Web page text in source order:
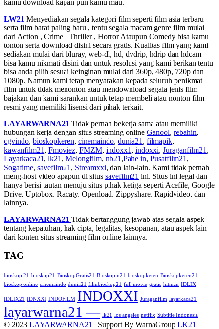
kamu download kapan pun kamu mau.
LW21 Menyediakan segala kategori film seperti film asia terbaru
serta film barat paling baru , tentu segala macam genre film mulai
dari Action , Crime , Thriller , Horror Ataupun Comedy bisa kamu
tonton serta download disini secara gratis. Kualitas film yang kami
sediakan mulai dari bluray, web-dl, hd, dvdrip, hdrip dan hdcam
bisa kamu nikmati disini dan untuk resolusi yang kami berikan tentu
bisa anda pilih sesuai keinginan mulai dari 360p, 480p, 720p dan
1080p. Namun kami tetap menyarakan kepada seluruh penikmat
film untuk tidak menonton atau mendownload segala jenis film
bajakan dan kami sarankan untuk tetap membeli atau nonton film
resmi yang memiliki lisensi dari pihak terkait.
LAYARWARNA21 Tidak pernah bekerja sama atau memiliki
hubungan kerja dengan situs streaming online Ganool, rebahin,
cgvindo, bioskopkeren, cinemaindo, dunia21 , filmapik,
kawanfilm21 , Fmoviez, FMZM, indoxx1 , indoxxi, Juraganfilm21 ,
Layarkaca21 , lk21 , Melongfilm, nb21 ,Pahe in, Pusatfilm21 ,
Sogafime, savefilm21 , Streamxxi, dan lain-lain. Kami tidak pernah
meng-host video apapun di situs savefilm21 ini. Situs ini legal dan
hanya berisi tautan menuju situs pihak ketiga seperti Acefile, Google
Drive, Uptobox, Racaty, Openload, Zippyshare, Rapidvideo, dan
lainnya.
LAYARWARNA21 Tidak bertanggung jawab atas segala aspek
tentang kepatuhan, hak cipta, legalitas, kesopanan, atau aspek lain
dari konten situs streaming film online lainnya.
TAG
bioskop 21 bioskop21 BioskopGratis21 Bioskopin21 bioskopkeren Bioskopkeren21
bioskop online cinemaindo dunia21 filmbioskop21 full movie gratis hitman IDLIX
IDLIX21 IDNXXI INDOFILM INDOXXI Juraganfilm layarkaca21
layarwarna21 — lk21 los angeles netflix Subtitle Indonesia
© 2023 LAYARWARNA21 | Support By WarnaGroup LK21